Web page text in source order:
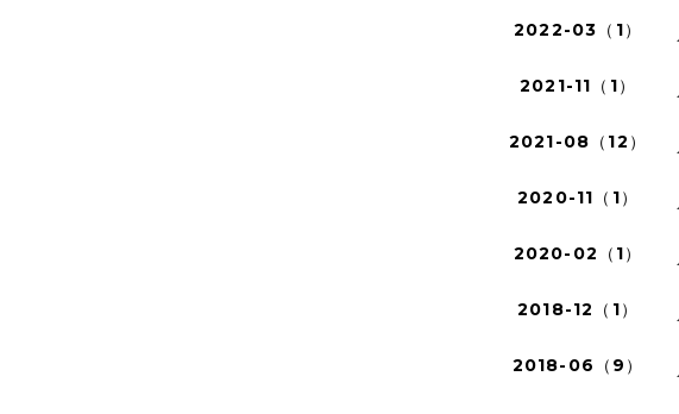
2022-03（1）
2021-11（1）
2021-08（12）
2020-11（1）
2020-02（1）
2018-12（1）
2018-06（9）